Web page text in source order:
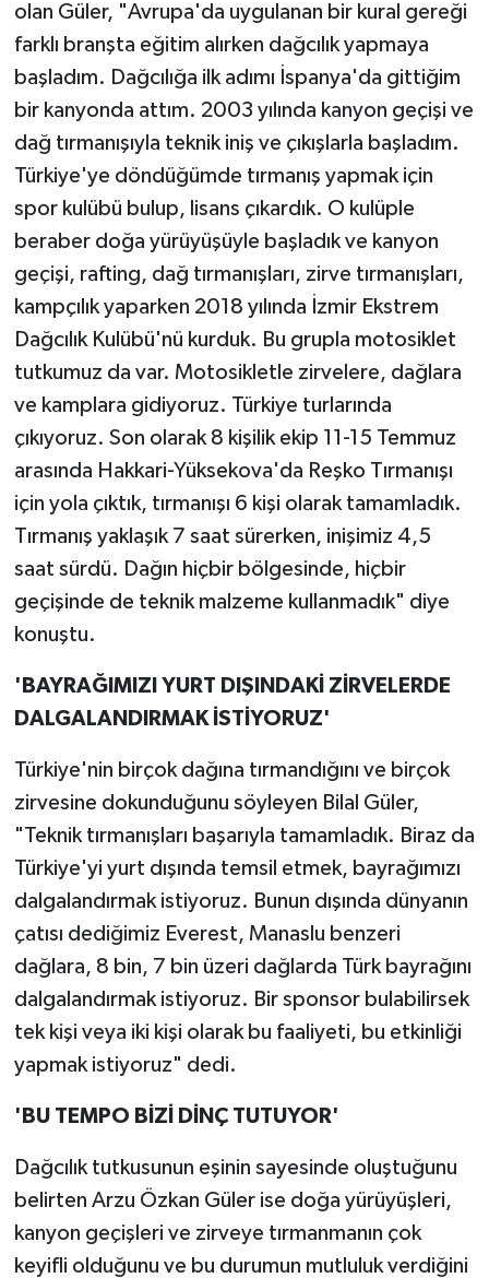
olan Güler, "Avrupa'da uygulanan bir kural gereği
farklı branşta eğitim alırken dağcılık yapmaya
başladım. Dağcılığa ilk adımı İspanya'da gittiğim
bir kanyonda attım. 2003 yılında kanyon geçişi ve
dağ tırmanışıyla teknik iniş ve çıkışlarla başladım.
Türkiye'ye döndüğümde tırmanış yapmak için
spor kulübü bulup, lisans çıkardık. O kulüple
beraber doğa yürüyüşüyle başladık ve kanyon
geçişi, rafting, dağ tırmanışları, zirve tırmanışları,
kampçılık yaparken 2018 yılında İzmir Ekstrem
Dağcılık Kulübü'nü kurduk. Bu grupla motosiklet
tutkumuz da var. Motosikletle zirvelere, dağlara
ve kamplara gidiyoruz. Türkiye turlarında
çıkıyoruz. Son olarak 8 kişilik ekip 11-15 Temmuz
arasında Hakkari-Yüksekova'da Reşko Tırmanışı
için yola çıktık, tırmanışı 6 kişi olarak tamamladık.
Tırmanış yaklaşık 7 saat sürerken, inişimiz 4,5
saat sürdü. Dağın hiçbir bölgesinde, hiçbir
geçişinde de teknik malzeme kullanmadık" diye
konuştu.
'BAYRAĞIMIZI YURT DIŞINDAKİ ZİRVELERDE
DALGALANDIRMAK İSTİYORUZ'
Türkiye'nin birçok dağına tırmandığını ve birçok
zirvesine dokunduğunu söyleyen Bilal Güler,
"Teknik tırmanışları başarıyla tamamladık. Biraz da
Türkiye'yi yurt dışında temsil etmek, bayrağımızı
dalgalandırmak istiyoruz. Bunun dışında dünyanın
çatısı dediğimiz Everest, Manaslu benzeri
dağlara, 8 bin, 7 bin üzeri dağlarda Türk bayrağını
dalgalandırmak istiyoruz. Bir sponsor bulabilirsek
tek kişi veya iki kişi olarak bu faaliyeti, bu etkinliği
yapmak istiyoruz" dedi.
'BU TEMPO BİZİ DİNÇ TUTUYOR'
Dağcılık tutkusunun eşinin sayesinde oluştuğunu
belirten Arzu Özkan Güler ise doğa yürüyüşleri,
kanyon geçişleri ve zirveye tırmanmanın çok
keyifli olduğunu ve bu durumun mutluluk verdiğini